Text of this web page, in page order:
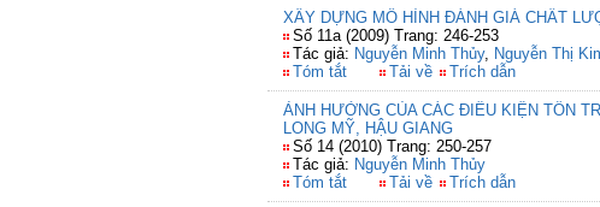
XÂY DỰNG MÔ HÌNH ĐÁNH GIÁ CHẤT
Số 11a (2009) Trang: 246-253
Tác giả: Nguyễn Minh Thủy, Nguyễn Thị
Tóm tắt
Tải về Trích dẫn
ẢNH HƯỞNG CỦA CÁC ĐIỀU KIỆN TỒN
LONG MỸ, HẬU GIANG
Số 14 (2010) Trang: 250-257
Tác giả: Nguyễn Minh Thủy
Tóm tắt
Tải về Trích dẫn